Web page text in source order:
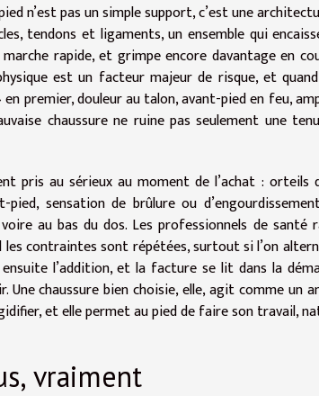
n’est pas un simple support, c’est une
tendons et ligaments, un ensemble qui
rapide, et grimpe encore davantage en
est un facteur majeur de risque, et
premier, douleur au talon, avant-pied en feu,
chaussure ne ruine pas seulement une
pris au sérieux au moment de l’achat : orteils
pied, sensation de brûlure ou
au bas du dos. Les professionnels de santé
contraintes sont répétées, surtout si l’on
l’addition, et la facture se lit dans la
Une chaussure bien choisie, elle, agit comme un
et elle permet au pied de faire son travail,
vraiment